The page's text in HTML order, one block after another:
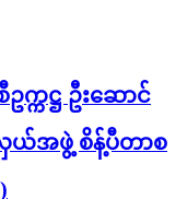
က္ကဋ္ဌ ဦးဆောင်
ယ်အဖွဲ့ စိန့်ပီတာစ